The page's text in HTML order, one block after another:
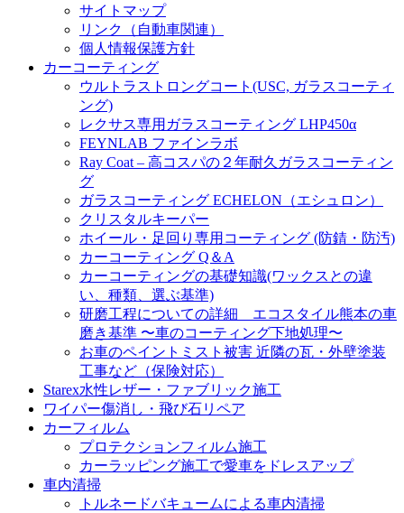
サイトマップ
リンク（自動車関連）
個人情報保護方針
カーコーティング
ウルトラストロングコート(USC, ガラスコーティ
ング)
レクサス専用ガラスコーティング LHP450α
FEYNLAB ファインラボ
Ray Coat – 高コスパの２年耐久ガラスコーティン
グ
ガラスコーティング ECHELON（エシュロン）
クリスタルキーパー
ホイール・足回り専用コーティング (防錆・防汚)
カーコーティング Q＆A
カーコーティングの基礎知識(ワックスとの違
い、種類、選ぶ基準)
研磨工程についての詳細 エコスタイル熊本の車
磨き基準 〜車のコーティング下地処理〜
お車のペイントミスト被害 近隣の瓦・外壁塗装
工事など（保険対応）
Starex水性レザー・ファブリック施工
ワイパー傷消し・飛び石リペア
カーフィルム
プロテクションフィルム施工
カーラッピング施工で愛車をドレスアップ
車内清掃
トルネードバキュームによる車内清掃